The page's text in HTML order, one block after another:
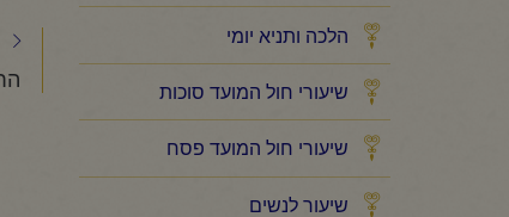
הלכה ותניא יומי
שיעורי חול המועד סוכות
שיעורי חול המועד פסח
שיעור לנשים